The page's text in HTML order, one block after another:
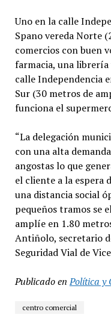
Uno en la calle
Spano vereda Norte
comercios con buen
farmacia, una
calle Independencia
Sur (30 metros de
funciona el
“La delegación
con una alta
angostas lo que
el cliente a la espera
una distancia social
pequeños tramos se
amplíe en 1.80
Antiñolo, secretario
Seguridad Vial de
Publicado en Política y
centro comercial